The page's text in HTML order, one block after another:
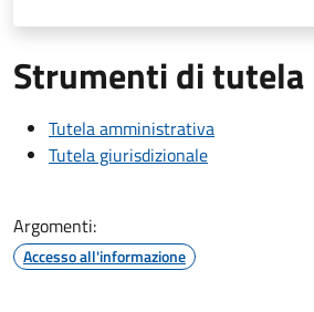
Strumenti di tutela
Tutela amministrativa
Tutela giurisdizionale
Argomenti:
Accesso all'informazione